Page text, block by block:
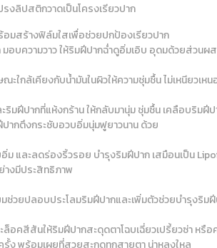
รงลิปสติกวาดเป็นโครงเรียวปาก
มสร้างฟิล์มใสเพื่อช่วยปกป้องเรียวปาก
ความวาว ให้ริมฝีปากฉ่ำดูอิ่มเอิบ อุดมด้วยส่วนผ
ะใกล้เคียงกับน้ำมันในผิวให้ความชุ่มชื้น ไม่เหนียวเหน
มฝีปากที่แห้งกร้าน ให้กลับมานุ่ม ชุ่มชื้น เคลือบริม
ากตึงกระชับอวบอิ่มนุ่มฟูยาวนาน ด้วย
ละลดร่องริ้วรอย บำรุงริมฝีปาก เสมือนเป็น
างมีประสิทธิภาพ
วยปลอบประโลมริมฝีปากและเพิ่มตัวช่วยบำรุงริม
อคสีสันให้ริมฝีปากสะดุดตาโฉบเฉี่ยวเปรี้ยวซ่า หรือ
รั้ง พร้อมเผยที่สวยสะกดทุกสายตา น่าหลงใหล